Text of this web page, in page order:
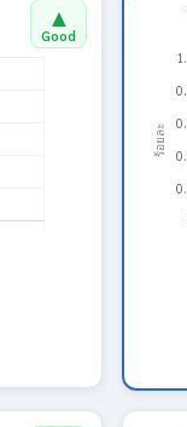
▲
Good